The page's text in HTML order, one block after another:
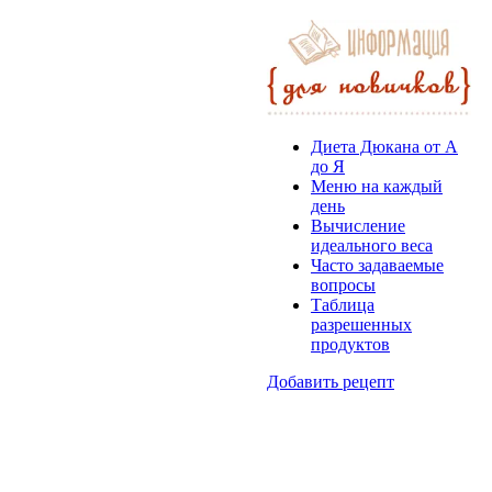
Диета Дюкана от А
до Я
Меню на каждый
день
Вычисление
идеального веса
Часто задаваемые
вопросы
Таблица
разрешенных
продуктов
Добавить рецепт